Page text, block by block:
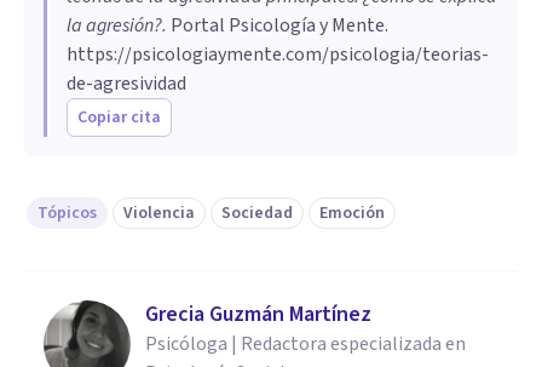
la agresión?. Portal Psicología y Mente.
https://psicologiaymente.com/psicologia/teorias-
de-agresividad
Copiar cita
Tópicos Violencia Sociedad Emoción
Grecia Guzmán Martínez
Psicóloga | Redactora especializada en